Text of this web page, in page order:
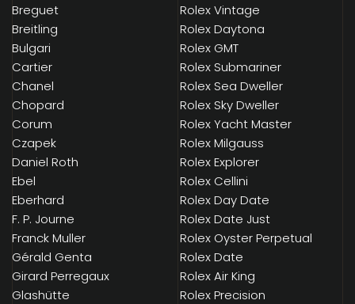
Breguet
Breitling
Bulgari
Cartier
Chanel
Chopard
Corum
Czapek
Daniel Roth
Ebel
Eberhard
F. P. Journe
Franck Muller
Gérald Genta
Girard Perregaux
Glashütte
Rolex Vintage
Rolex Daytona
Rolex GMT
Rolex Submariner
Rolex Sea Dweller
Rolex Sky Dweller
Rolex Yacht Master
Rolex Milgauss
Rolex Explorer
Rolex Cellini
Rolex Day Date
Rolex Date Just
Rolex Oyster Perpetual
Rolex Date
Rolex Air King
Rolex Precision